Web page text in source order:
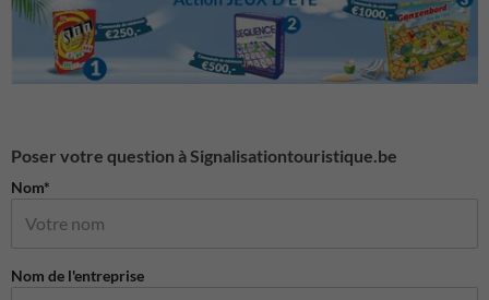
Poser votre question à Signalisationtouristique.be
Nom*
Nom de l'entreprise